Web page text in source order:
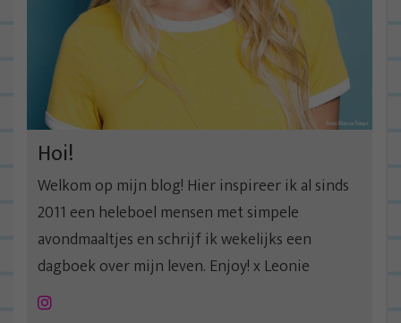
Hoi!
Welkom op mijn blog! Hier inspireer ik al sinds
2011 een heleboel mensen met simpele
avondmaaltjes en schrijf ik wekelijks een
dagboek over mijn leven. Enjoy! x Leonie
Instagram